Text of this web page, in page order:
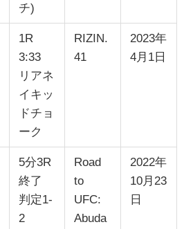
チ)
1R
3:33
リアネ
イキッ
ドチョ
ーク
RIZIN.
41
2023年
4月1日
5分3R
終了
判定1-
2
Road
to
UFC:
Abuda
2022年
10月23
日